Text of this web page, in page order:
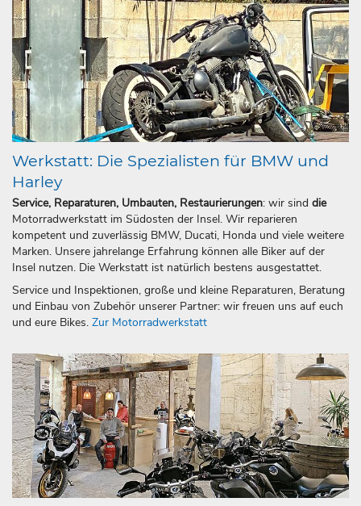
Werkstatt: Die Spezialisten für BMW und
Harley
Service, Reparaturen, Umbauten, Restaurierungen: wir sind die
Motorradwerkstatt im Südosten der Insel. Wir reparieren
kompetent und zuverlässig BMW, Ducati, Honda und viele weitere
Marken. Unsere jahrelange Erfahrung können alle Biker auf der
Insel nutzen. Die Werkstatt ist natürlich bestens ausgestattet.
Service und Inspektionen, große und kleine Reparaturen, Beratung
und Einbau von Zubehör unserer Partner: wir freuen uns auf euch
und eure Bikes. Zur Motorradwerkstatt